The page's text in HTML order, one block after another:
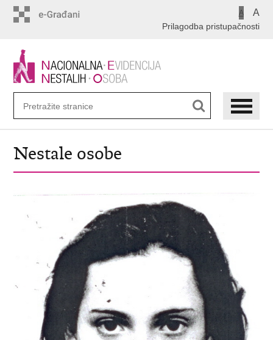
A A
Prilagodba pristupačnosti
Nestale osobe